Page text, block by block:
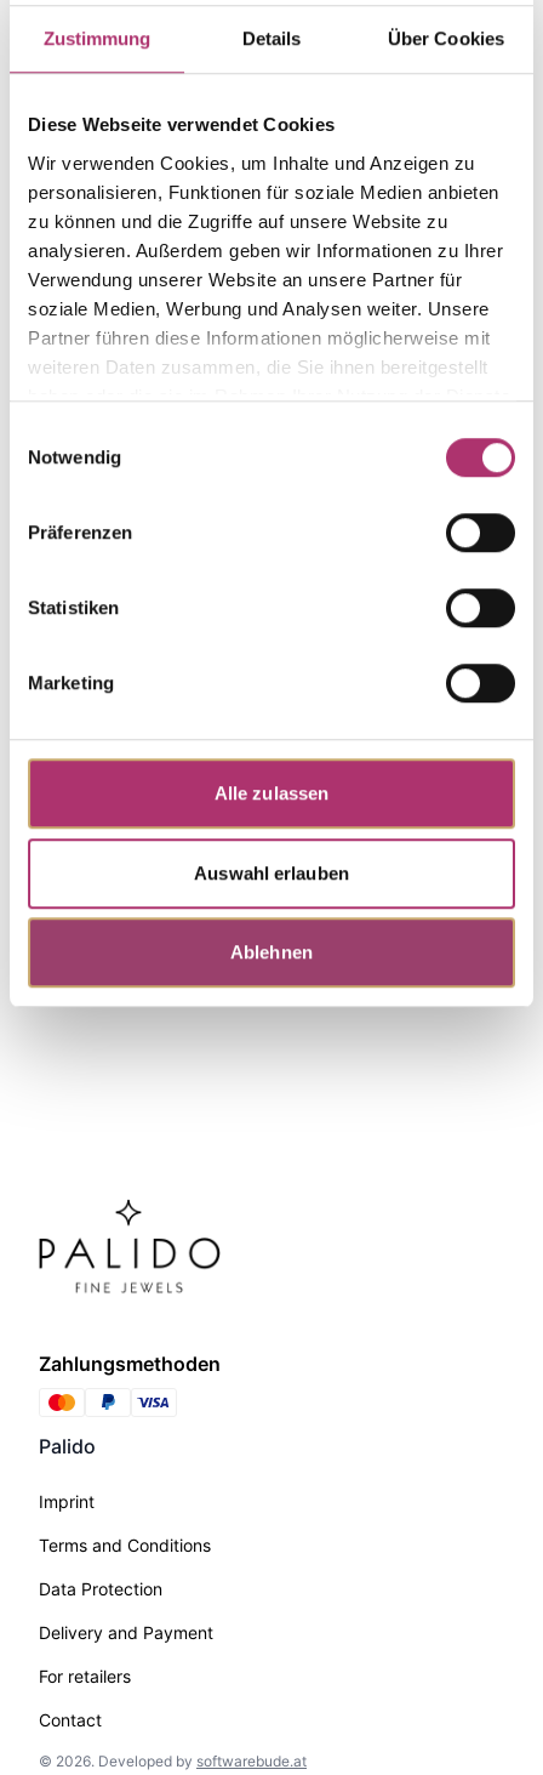
Zustimmung Details Über Cookies
Diese Webseite verwendet Cookies
Wir verwenden Cookies, um Inhalte und Anzeigen zu
personalisieren, Funktionen für soziale Medien anbieten
zu können und die Zugriffe auf unsere Website zu
analysieren. Außerdem geben wir Informationen zu Ihrer
Verwendung unserer Website an unsere Partner für
soziale Medien, Werbung und Analysen weiter. Unsere
Partner führen diese Informationen möglicherweise mit
weiteren Daten zusammen, die Sie ihnen bereitgestellt
haben oder die sie im Rahmen Ihrer Nutzung der Dienste
Notwendig
Präferenzen
Statistiken
Marketing
Alle zulassen
Auswahl erlauben
Ablehnen
The matching pieces
from this collection.
Stud Earrings · K11613R
earring, red gold, 585/-,topaz threated
Necklace - K11612R
UVP: € 612,00
Out of stock
Ring - K11614G
Out of stock
Treated Topaz 0.36ct · Diamond 0.04ct H/SI
Discover more pieces from this
Zahlungsmethoden
Palido
Imprint
Terms and Conditions
Data Protection
Delivery and Payment
For retailers
Contact
© 2026. Developed by softwarebude.at